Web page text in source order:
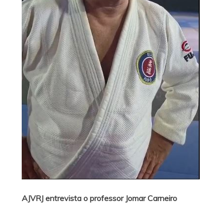
AJVRJ entrevista o professor Jomar Carneiro